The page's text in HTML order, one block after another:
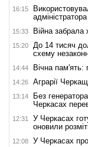
16:15
15:33 Війна забрала
15:20
До 14 тисяч
схему
14:44 Вічна пам'ять:
14:26 Аграрії
13:14
Без
Черкасах
12:31
У Черкасах
оновили
12:08
У Черкасах